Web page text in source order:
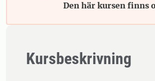
Den här kursen finns
Kursbeskrivning